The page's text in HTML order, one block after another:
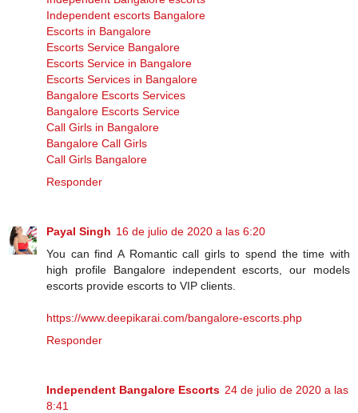
Independent escorts Bangalore
Escorts in Bangalore
Escorts Service Bangalore
Escorts Service in Bangalore
Escorts Services in Bangalore
Bangalore Escorts Services
Bangalore Escorts Service
Call Girls in Bangalore
Bangalore Call Girls
Call Girls Bangalore
Responder
Payal Singh 16 de julio de 2020 a las 6:20
You can find A Romantic call girls to spend the time with
high profile Bangalore independent escorts, our models
escorts provide escorts to VIP clients.
https://www.deepikarai.com/bangalore-escorts.php
Responder
Independent Bangalore Escorts 24 de julio de 2020 a las
8:41